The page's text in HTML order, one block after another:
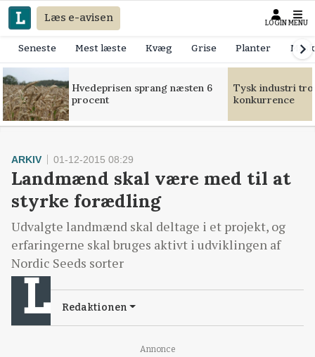
Læs e-avisen LOGIN MENU
Seneste Mest læste Kvæg Grise Planter
Hvedeprisen sprang næsten 6
procent
Tysk industri
konkurrence
Annonce
ARKIV 01-12-2015 08:29
Landmænd skal være med til at
styrke forædling
Udvalgte landmænd skal deltage i et projekt, og
erfaringerne skal bruges aktivt i udviklingen af
Nordic Seeds sorter
Redaktionen